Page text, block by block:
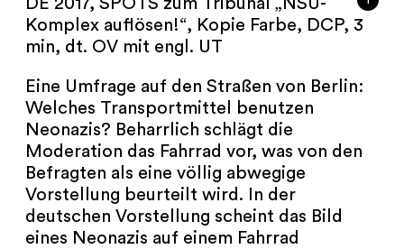
Komplex auflösen!“, Kopie Farbe, DCP, 3
min, dt. OV mit engl. UT
Eine Umfrage auf den Straßen von Berlin:
Welches Transportmittel benutzen
Neonazis? Beharrlich schlägt die
Moderation das Fahrrad vor, was von den
Befragten als eine völlig abwegige
Vorstellung beurteilt wird. In der
deutschen Vorstellung scheint das Bild
eines Neonazis auf einem Fahrrad